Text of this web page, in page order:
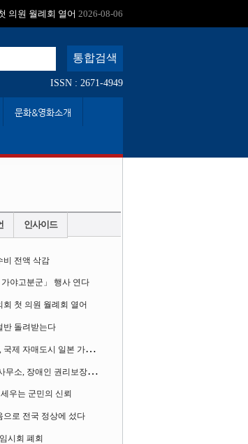
의원 월례회 열어 2026-08-06
ISSN : 2671-4949
문화&영화소개
인사이드
비 전액 삭감
가야고분군」 행사 연다
회 첫 의원 월례회 열어
반 돌려받는다
고
성군 청소년교류단, 국제 자매도시 일본 가사오카시 찾아
고
성장애인자립지원사무소, 장애인 권리보장 촉구 1인 시위 벌여
우는 군민의 신뢰
으로 전국 정상에 섰다
시회 폐회